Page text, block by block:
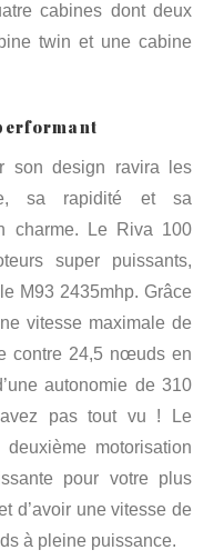
cabines dont deux
twin et une cabine
son design ravira les
sa rapidité et sa
charme. Le Riva 100
super puissants,
M93 2435mhp. Grâce
vitesse maximale de
contre 24,5 nœuds en
autonomie de 310
pas tout vu ! Le
motorisation
pour votre plus
d’avoir une vitesse de
à pleine puissance.